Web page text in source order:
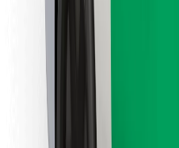
Utasoknak
Sofőröknek
Bolt Food
Flottapartnereknek